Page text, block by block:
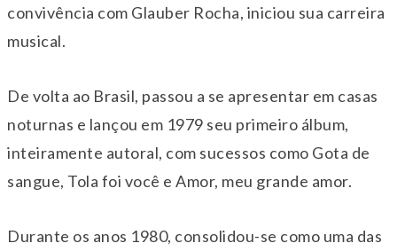
convivência com Glauber Rocha, iniciou sua carreira
musical.
De volta ao Brasil, passou a se apresentar em casas
noturnas e lançou em 1979 seu primeiro álbum,
inteiramente autoral, com sucessos como Gota de
sangue, Tola foi você e Amor, meu grande amor.
Durante os anos 1980, consolidou-se como uma das